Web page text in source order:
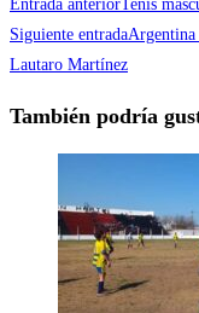
Entrada anteriorTenis
Siguiente entrada
Lautaro Martínez
También podría